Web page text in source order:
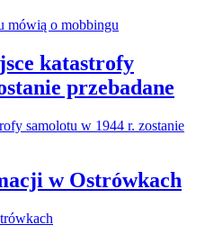
katastrofy
przebadane
w Ostrówkach